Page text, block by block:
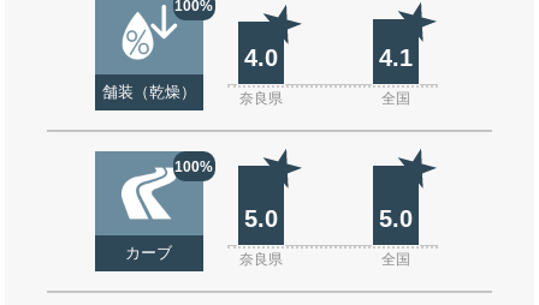
100%
舗装（乾燥）
4.0 4.1
奈良県 全国
100%
カーブ
5.0 5.0
奈良県 全国